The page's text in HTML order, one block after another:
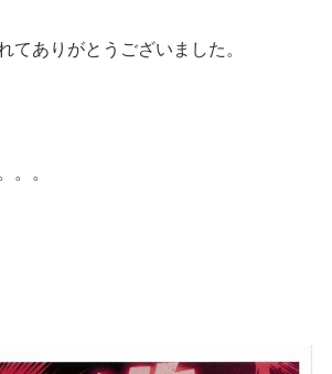
てありがとうございました。
。。